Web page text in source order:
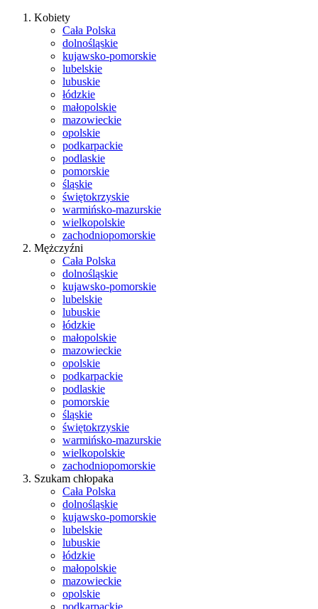
Kobiety
Cała Polska
dolnośląskie
kujawsko-pomorskie
lubelskie
lubuskie
łódzkie
małopolskie
mazowieckie
opolskie
podkarpackie
podlaskie
pomorskie
śląskie
świętokrzyskie
warmińsko-mazurskie
wielkopolskie
zachodniopomorskie
Mężczyźni
Cała Polska
dolnośląskie
kujawsko-pomorskie
lubelskie
lubuskie
łódzkie
małopolskie
mazowieckie
opolskie
podkarpackie
podlaskie
pomorskie
śląskie
świętokrzyskie
warmińsko-mazurskie
wielkopolskie
zachodniopomorskie
Szukam chłopaka
Cała Polska
dolnośląskie
kujawsko-pomorskie
lubelskie
lubuskie
łódzkie
małopolskie
mazowieckie
opolskie
podkarpackie